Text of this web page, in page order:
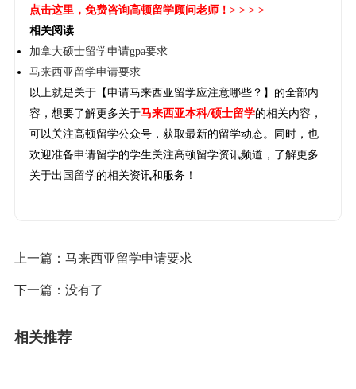
点击这里 ，免费咨询高顿留学顾问老师！> > > >
相关阅读
加拿大硕士留学申请gpa要求
马来西亚留学申请要求
以上就是关于【申请马来西亚留学应注意哪些？】的全部内
容，想要了解更多关于马来西亚本科/硕士留学的相关内容，
可以关注高顿留学公众号，获取最新的留学动态。同时，也
欢迎准备申请留学的学生关注高顿留学资讯频道，了解更多
关于出国留学的相关资讯和服务！
上一篇： 马来西亚留学申请要求
下一篇：没有了
相关推荐